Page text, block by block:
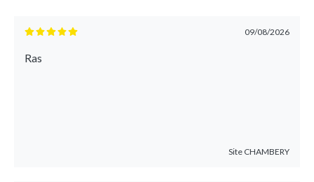
09/08/2026
Ras
Site CHAMBERY